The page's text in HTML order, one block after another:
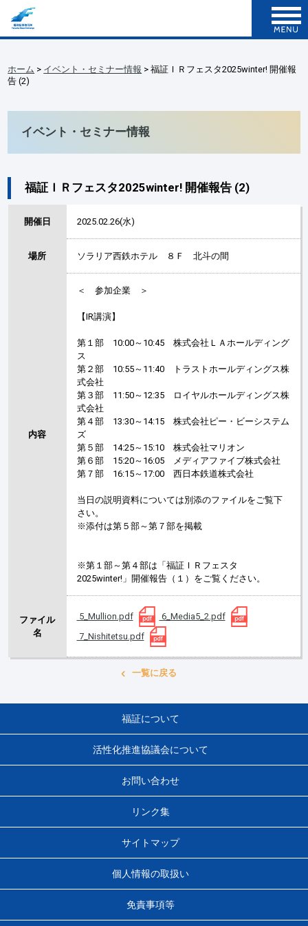
ホーム > イベント・セミナー情報 > 福証ＩＲフェスタ2025winter! 開催報
告 (2)
イベント・セミナー情報
福証ＩＲフェスタ2025winter! 開催報告 (2)
開催日 2025.02.26(水)
場所 ソラリア西鉄ホテル ８Ｆ 北斗の間
内容
＜ 参加企業 ＞
【IR講演】
第１部 10:00～10:45 株式会社ＬＡホールディング
ス
第２部 10:55～11:40 トラストホールディングス株
式会社
第３部 11:50～12:35 ロイヤルホールディングス株
式会社
第４部 13:30～14:15 株式会社ピー・ビーシステム
ズ
第５部 14:25～15:10 株式会社マリオン
第６部 15:20～16:05 メディアファイブ株式会社
第７部 16:15～17:00 西日本鉄道株式会社
当日の説明資料については別添のファイルをご覧下
さい。
※添付は第５部～第７部を掲載
※第１部～第４部は「福証ＩＲフェスタ
2025winter!」開催報告（１）をご覧ください。
ファイル
名
5_Mullion.pdf
6_Media5_2.pdf
7_Nishitetsu.pdf
一覧に戻る
福証について
活性化推進協議会について
お問い合わせ
リンク集
サイトマップ
個人情報の取扱い
免責事項等